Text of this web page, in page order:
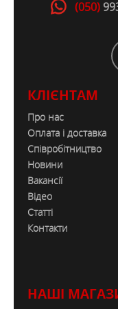
тканини
(050)
КЛІЄНТАМ
Про нас
Оплата і доставка
Співробітництво
Новини
Вакансії
Відео
Статті
Контакти
НАШІ